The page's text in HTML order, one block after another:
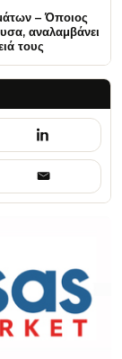
– Όποιος
αναλαμβάνει
τους